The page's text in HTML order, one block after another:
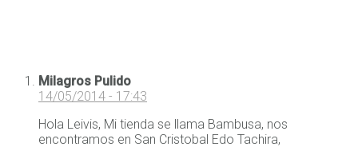
Milagros Pulido
14/05/2014 - 17:43
Hola Leivis, Mi tienda se llama Bambusa, nos
encontramos en San Cristobal Edo Tachira,